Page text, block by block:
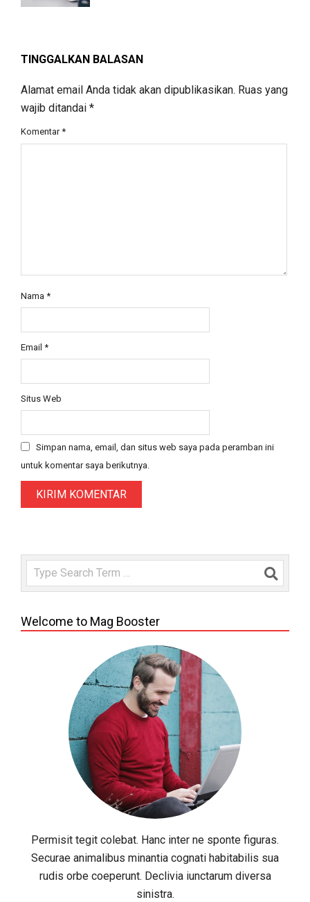
TINGGALKAN BALASAN
Alamat email Anda tidak akan dipublikasikan. Ruas yang
wajib ditandai *
Komentar*
Nama *
Email *
Situs Web
Simpan nama, email, dan situs web saya pada peramban ini
untuk komentar saya berikutnya.
Search
Welcome to Mag Booster
Permisit tegit colebat. Hanc inter ne sponte figuras.
Securae animalibus minantia cognati habitabilis sua
rudis orbe coeperunt. Declivia iunctarum diversa
sinistra.